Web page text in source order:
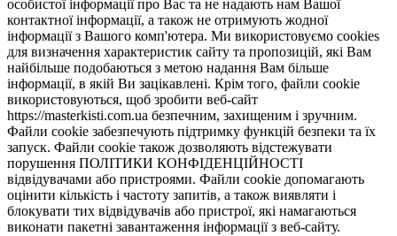
особистої інформації про Вас та не надають нам Вашої
контактної інформації, а також не отримують жодної
інформації з Вашого комп'ютера. Ми використовуємо cookies
для визначення характеристик сайту та пропозицій, які Вам
найбільше подобаються з метою надання Вам більше
інформації, в якій Ви зацікавлені. Крім того, файли cookie
використовуються, щоб зробити веб-сайт
https://masterkisti.com.ua безпечним, захищеним і зручним.
Файли cookie забезпечують підтримку функцій безпеки та їх
запуск. Файли cookie також дозволяють відстежувати
порушення ПОЛІТИКИ КОНФІДЕНЦІЙНОСТІ
відвідувачами або пристроями. Файли cookie допомагають
оцінити кількість і частоту запитів, а також виявляти і
блокувати тих відвідувачів або пристрої, які намагаються
виконати пакетні завантаження інформації з веб-сайту.